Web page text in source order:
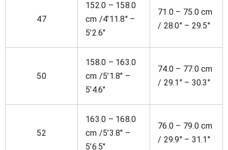
47
152.0 – 158.0
cm /4’11.8″ –
5’2.6″
71.0 – 75.0 cm
/ 28.0″ – 29.5″
50
158.0 – 163.0
cm /5’1.8″ –
5’4.6″
74.0 – 77.0 cm
/ 29.1″ – 30.3″
52
163.0 – 168.0
cm /5’3.8″ –
5’6.5″
76.0 – 79.0 cm
/ 29.9″ – 31.1″